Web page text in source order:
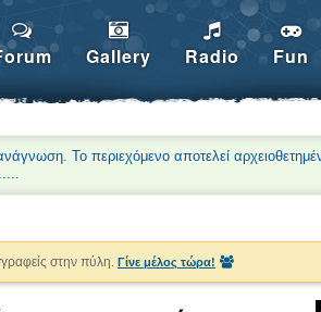
Gallery Radio Fun
Το περιεχόμενο αποτελεί
....
στην πύλη. Γίνε μέλος τώρα!